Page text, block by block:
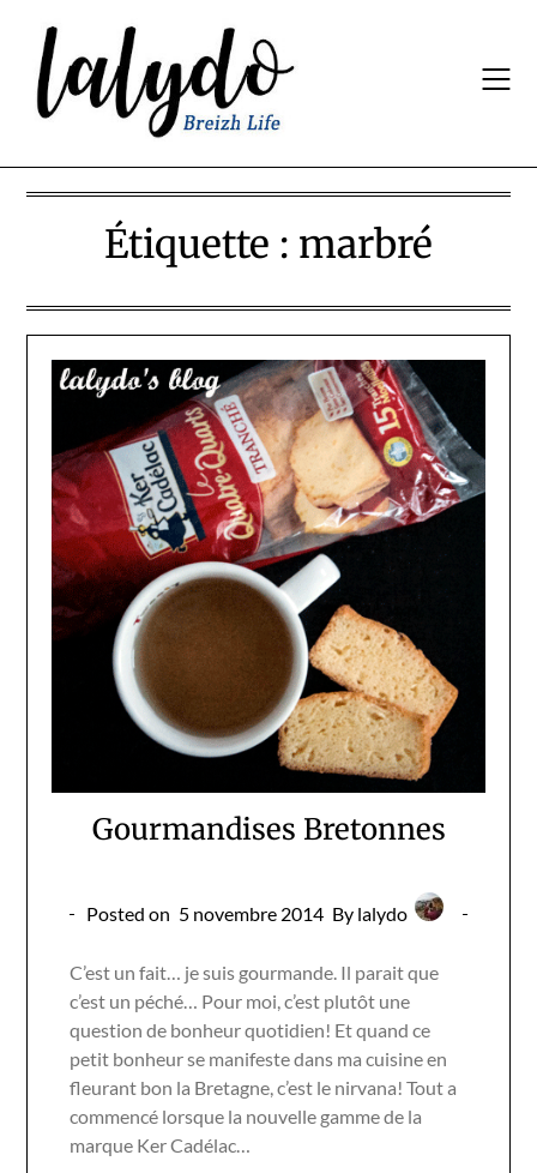
content
Étiquette : marbré
Gourmandises Bretonnes
Posted on 5 novembre 2014 By lalydo
C’est un fait… je suis gourmande. Il parait que
c’est un péché… Pour moi, c’est plutôt une
question de bonheur quotidien! Et quand ce
petit bonheur se manifeste dans ma cuisine en
fleurant bon la Bretagne, c’est le nirvana! Tout a
commencé lorsque la nouvelle gamme de la
marque Ker Cadélac…